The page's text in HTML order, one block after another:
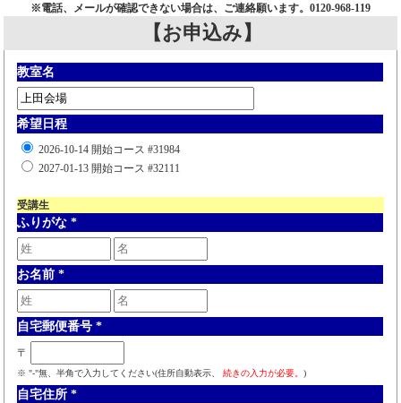
※電話、メールが確認できない場合は、ご連絡願います。0120-968-119
【お申込み】
教室名
希望日程
2026-10-14 開始コース #31984
2027-01-13 開始コース #32111
受講生
ふりがな *
お名前 *
自宅郵便番号 *
〒
※ "-"無、半角で入力してください(住所自動表示、 続きの入力が必要。 )
自宅住所 *